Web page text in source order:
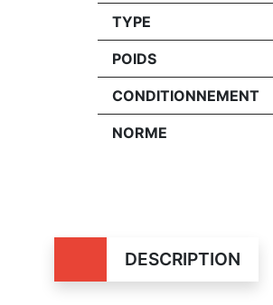
TYPE
POIDS
CONDITIONNEMENT
NORME
DESCRIPTION